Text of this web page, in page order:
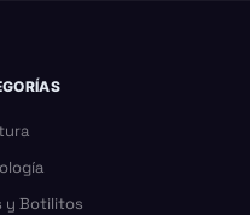
y Botilitos